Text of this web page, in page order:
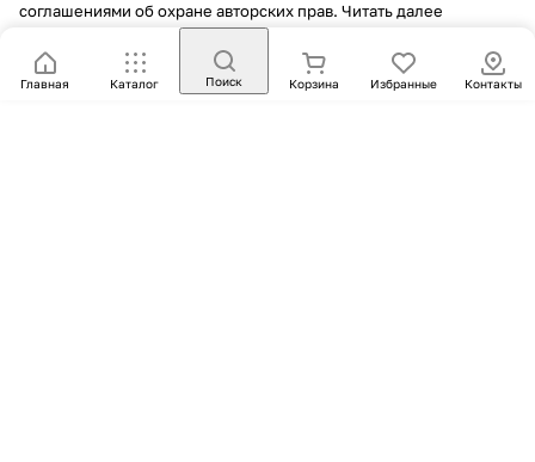
Главная Каталог Поиск Корзина Избранные Контакты
соглашениями об охране авторских прав. Читать далее